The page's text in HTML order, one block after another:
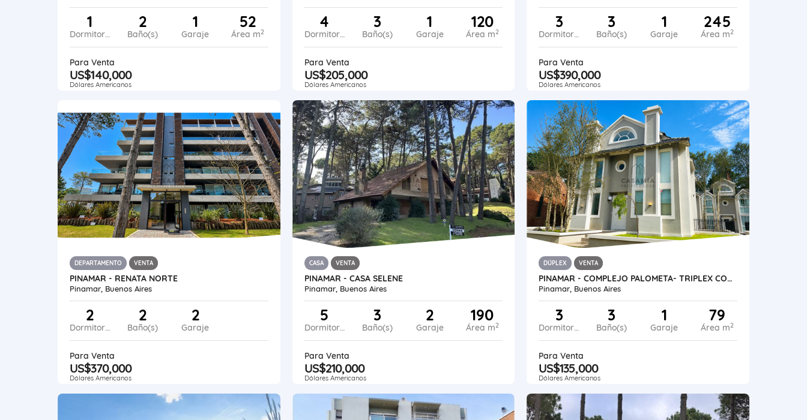
1
Dormitorios
2
Baño(s)
1
Garaje
52
Área m2
Para Venta
US$140,000
Dólares Americanos
4
Dormitorios
3
Baño(s)
1
Garaje
120
Área m2
Para Venta
US$205,000
Dólares Americanos
3
Dormitorios
3
Baño(s)
1
Garaje
245
Área m2
Para Venta
US$390,000
Dólares Americanos
DEPARTAMENTO VENTA
PINAMAR - RENATA NORTE
Pinamar, Buenos Aires
2
Dormitorios
2
Baño(s)
2
Garaje
Para Venta
US$370,000
Dólares Americanos
CASA VENTA
PINAMAR - CASA SELENE
Pinamar, Buenos Aires
5
Dormitorios
3
Baño(s)
2
Garaje
190
Área m2
Para Venta
US$210,000
Dólares Americanos
DÚPLEX VENTA
PINAMAR - COMPLEJO PALOMETA- TRIPLEX CON COCHERA CUBIERTA UF04
Pinamar, Buenos Aires
3
Dormitorios
3
Baño(s)
1
Garaje
79
Área m2
Para Venta
US$135,000
Dólares Americanos